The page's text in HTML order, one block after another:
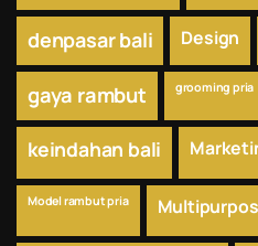
denpasar bali Design
gaya rambut grooming pria
keindahan bali
Model rambut pria